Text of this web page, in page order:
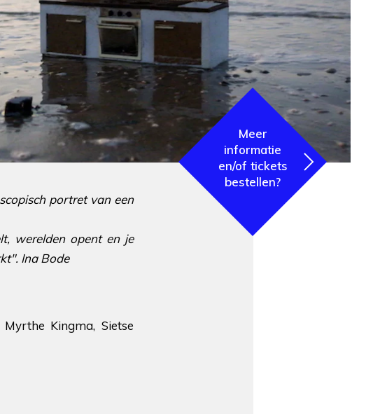
Meer
informatie
en/of tickets
bestellen?
portret van een
werelden opent en je
Ina Bode
Kingma, Sietse